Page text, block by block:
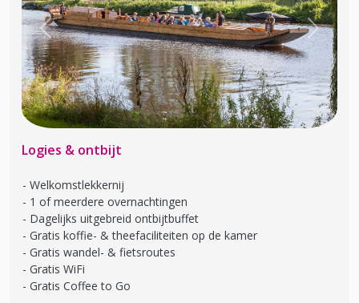
Previous Next
Logies & ontbijt
Welkomstlekkernij
1 of meerdere overnachtingen
Dagelijks uitgebreid ontbijtbuffet
Gratis koffie- & theefaciliteiten op de kamer
Gratis wandel- & fietsroutes
Gratis WiFi
Gratis Coffee to Go